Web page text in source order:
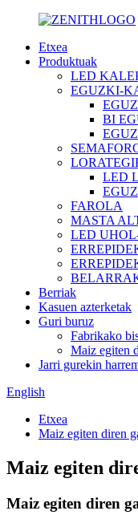
Etxea
Produktuak
LED
EGUZKI-
BI
LED
FAROLA
MASTA
LED
Berriak
Kasuen azterketak
Guri buruz
Fabrikako
Maiz egiten
Jarri gurekin
English
Etxea
Maiz egiten diren
Maiz egiten
Maiz egiten diren